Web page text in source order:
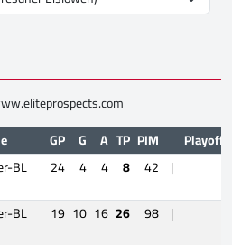
GP G A TP PIM
Playoffs
BL 24 4 4 8 42 |
BL 19 10 16 26 98 |